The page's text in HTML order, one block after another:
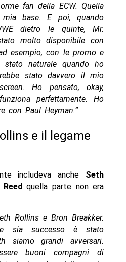
fan della ECW. Quella
mia base. E poi, quando
dietro le quinte, Mr.
molto disponibile con
esempio, con le promo e
naturale quando ho
stato davvero il mio
Ho pensato, okay,
perfettamente. Ho
con Paul Heyman.”
e il legame
includeva anche Seth
Reed quella parte non era
Rollins e Bron Breakker.
sia successo è stato
siamo grandi avversari.
buoni compagni di